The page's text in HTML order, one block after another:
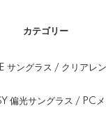
カテゴリー
サングラス / クリアレ
偏光サングラス / PCメ